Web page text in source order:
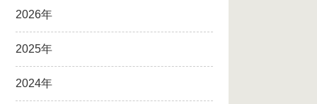
2026年
2025年
2024年